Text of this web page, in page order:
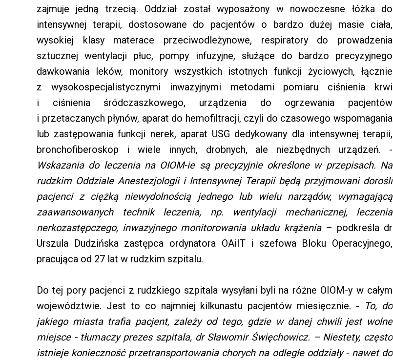
zajmuje jedną trzecią. Oddział został wyposażony w nowoczesne łóżka do
intensywnej terapii, dostosowane do pacjentów o bardzo dużej masie ciała,
wysokiej klasy materace przeciwodleżynowe, respiratory do prowadzenia
sztucznej wentylacji płuc, pompy infuzyjne, służące do bardzo precyzyjnego
dawkowania leków, monitory wszystkich istotnych funkcji życiowych, łącznie
z wysokospecjalistycznymi inwazyjnymi metodami pomiaru ciśnienia krwi
i ciśnienia śródczaszkowego, urządzenia do ogrzewania pacjentów
i przetaczanych płynów, aparat do hemofiltracji, czyli do czasowego wspomagania
lub zastępowania funkcji nerek, aparat USG dedykowany dla intensywnej terapii,
bronchofiberoskop i wiele innych, drobnych, ale niezbędnych urządzeń. -
Wskazania do leczenia na OIOM-ie są precyzyjnie określone w przepisach. Na
rudzkim Oddziale Anestezjologii i Intensywnej Terapii będą przyjmowani dorośli
pacjenci z ciężką niewydolnością jednego lub wielu narządów, wymagającą
zaawansowanych technik leczenia, np. wentylacji mechanicznej, leczenia
nerkozastępczego, inwazyjnego monitorowania układu krążenia– podkreśla dr
Urszula Dudzińska zastępca ordynatora OAiIT i szefowa Bloku Operacyjnego,
pracująca od 27 lat w rudzkim szpitalu.
Do tej pory pacjenci z rudzkiego szpitala wysyłani byli na różne OIOM-y w całym
województwie. Jest to co najmniej kilkunastu pacjentów miesięcznie. - To, do
jakiego miasta trafia pacjent, zależy od tego, gdzie w danej chwili jest wolne
miejsce - tłumaczy prezes szpitala, dr Sławomir Święchowicz. – Niestety, często
istnieje konieczność przetransportowania chorych na odległe oddziały - nawet do